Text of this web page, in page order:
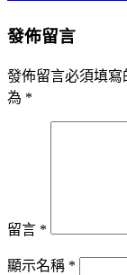
發佈留言
發佈留言必須填寫
為 *
留言 *
顯示名稱 *